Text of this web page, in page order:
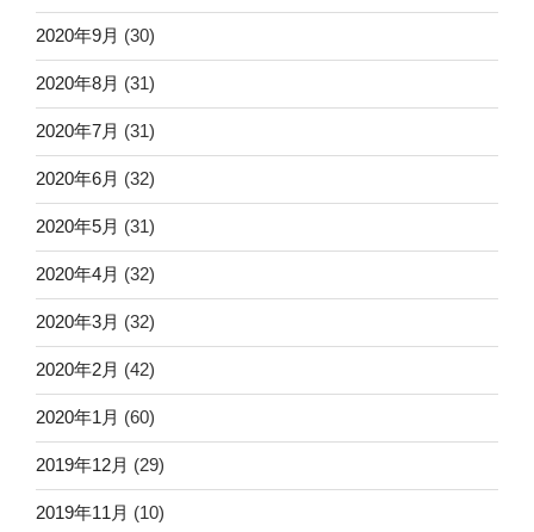
2020年9月 (30)
2020年8月 (31)
2020年7月 (31)
2020年6月 (32)
2020年5月 (31)
2020年4月 (32)
2020年3月 (32)
2020年2月 (42)
2020年1月 (60)
2019年12月 (29)
2019年11月 (10)